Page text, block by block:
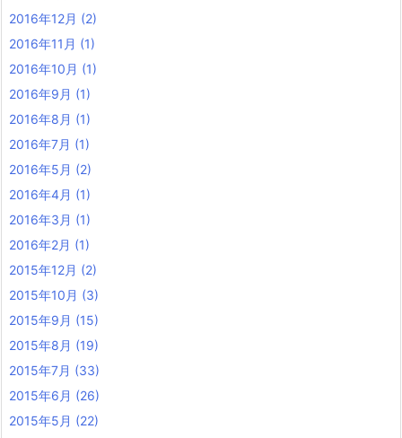
2016年12月 (2)
2016年11月 (1)
2016年10月 (1)
2016年9月 (1)
2016年8月 (1)
2016年7月 (1)
2016年5月 (2)
2016年4月 (1)
2016年3月 (1)
2016年2月 (1)
2015年12月 (2)
2015年10月 (3)
2015年9月 (15)
2015年8月 (19)
2015年7月 (33)
2015年6月 (26)
2015年5月 (22)